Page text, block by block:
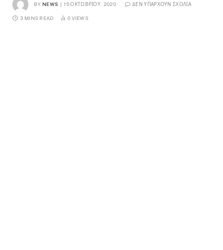
BY NEWS 15 ΟΚΤΩΒΡΊΟΥ, 2020 ΔΕΝ ΥΠΆΡΧΟΥΝ ΣΧΌΛΙΑ
3 MINS READ 0 VIEWS